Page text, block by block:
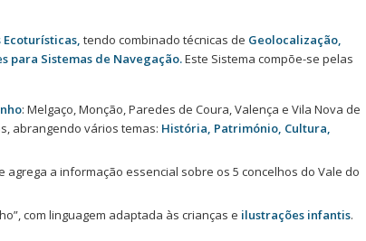
tendo combinado técnicas de Geolocalização,
para Sistemas de Navegação.Este Sistema compõe-se pelas
: Melgaço, Monção, Paredes de Coura, Valença e Vila Nova de
abrangendo vários temas: História, Património, Cultura,
agrega a informação essencial sobre os 5 concelhos do Vale do
com linguagem adaptada às crianças e ilustrações infantis.